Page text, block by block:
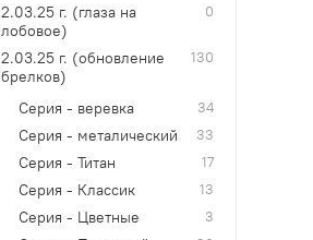
2.03.25 г. (глаза на
лобовое)
0
2.03.25 г. (обновление
брелков)
130
Серия - веревка 34
Серия - металический 33
Серия - Титан 17
Серия - Классик 13
Серия - Цветные 3